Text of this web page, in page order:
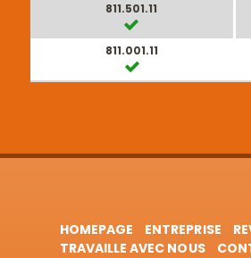
811.501.11
811.001.11
HOMEPAGE ENTREPRISE
TRAVAILLE AVEC NOUS